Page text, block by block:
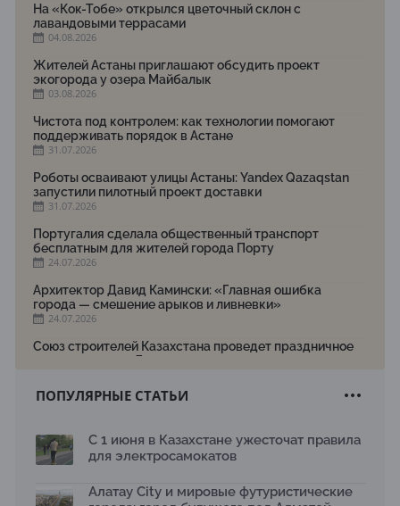
На «Кок-Тобе» открылся цветочный склон с
лавандовыми террасами
04.08.2026
Жителей Астаны приглашают обсудить проект
экогорода у озера Майбалык
03.08.2026
Чистота под контролем: как технологии помогают
поддерживать порядок в Астане
31.07.2026
Роботы осваивают улицы Астаны: Yandex Qazaqstan
запустили пилотный проект доставки
31.07.2026
Португалия сделала общественный транспорт
бесплатным для жителей города Порту
24.07.2026
Архитектор Давид Камински: «Главная ошибка
города — смешение арыков и ливневки»
24.07.2026
Союз строителей Казахстана проведет праздничное
мероприятие ко Дню строителя
Новый Строительный кодекс: что изменилось для
17.07.2026
рободоставки в Астане
15.07.2026
ПОПУЛЯРНЫЕ СТАТЬИ
С 1 июня в Казахстане ужесточат правила
для электросамокатов
Алатау City и мировые футуристические